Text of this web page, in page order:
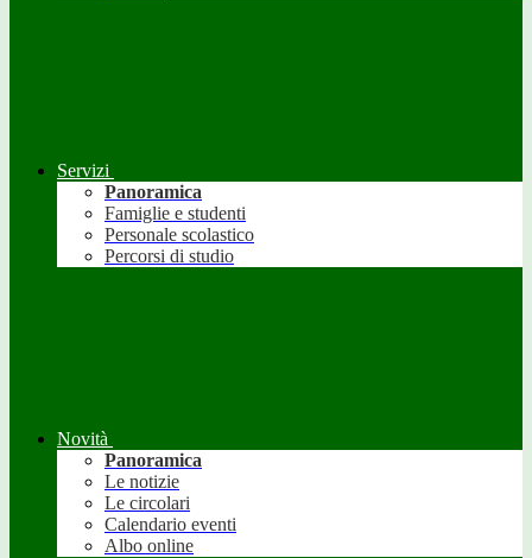
Servizi
Panoramica
Famiglie e studenti
Personale scolastico
Percorsi di studio
Novità
Panoramica
Le notizie
Le circolari
Calendario eventi
Albo online